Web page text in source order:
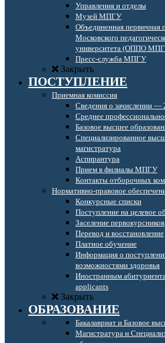
Управления и отделы
Музей МПГУ
Объединенная первичная
Московского
университета (ОППО
Пресс-служба МПГУ
Закрыть
ПОСТУПЛЕНИЕ
Приемная комиссия
Сведения о зачислении —
Среднее
Базовое высшее
Специализированное
магистратура
Аспирантура
Прием в филиалы МПГУ
Контакты отборочных
Нормативно-правовое
Конкурсные списки
Поступление на целевое
Заселение первокурсников
Перевод и восстановление
Платное обучение
Информация о
возможностями здоровья
Иностранным
applicants
Закрыть
ОБРАЗОВАНИЕ
Бакалавриат и Базовое
Магистратура и